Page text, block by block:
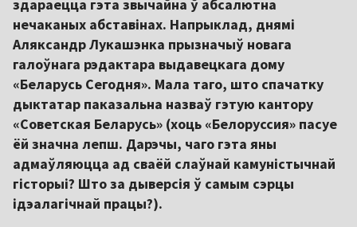
здараецца гэта звычайна ў абсалютна
нечаканых абставінах. Напрыклад, днямі
Аляксандр Лукашэнка прызначыў новага
галоўнага рэдактара выдавецкага дому
«Беларусь Сегодня». Мала таго, што спачатку
дыктатар паказальна назваў гэтую кантору
«Советская Беларусь» (хоць «Белоруссия» пасуе
ёй значна лепш. Дарэчы, чаго гэта яны
адмаўляюцца ад сваёй слаўнай камуністычнай
гісторыі? Што за дыверсія ў самым сэрцы
ідэалагічнай працы?).